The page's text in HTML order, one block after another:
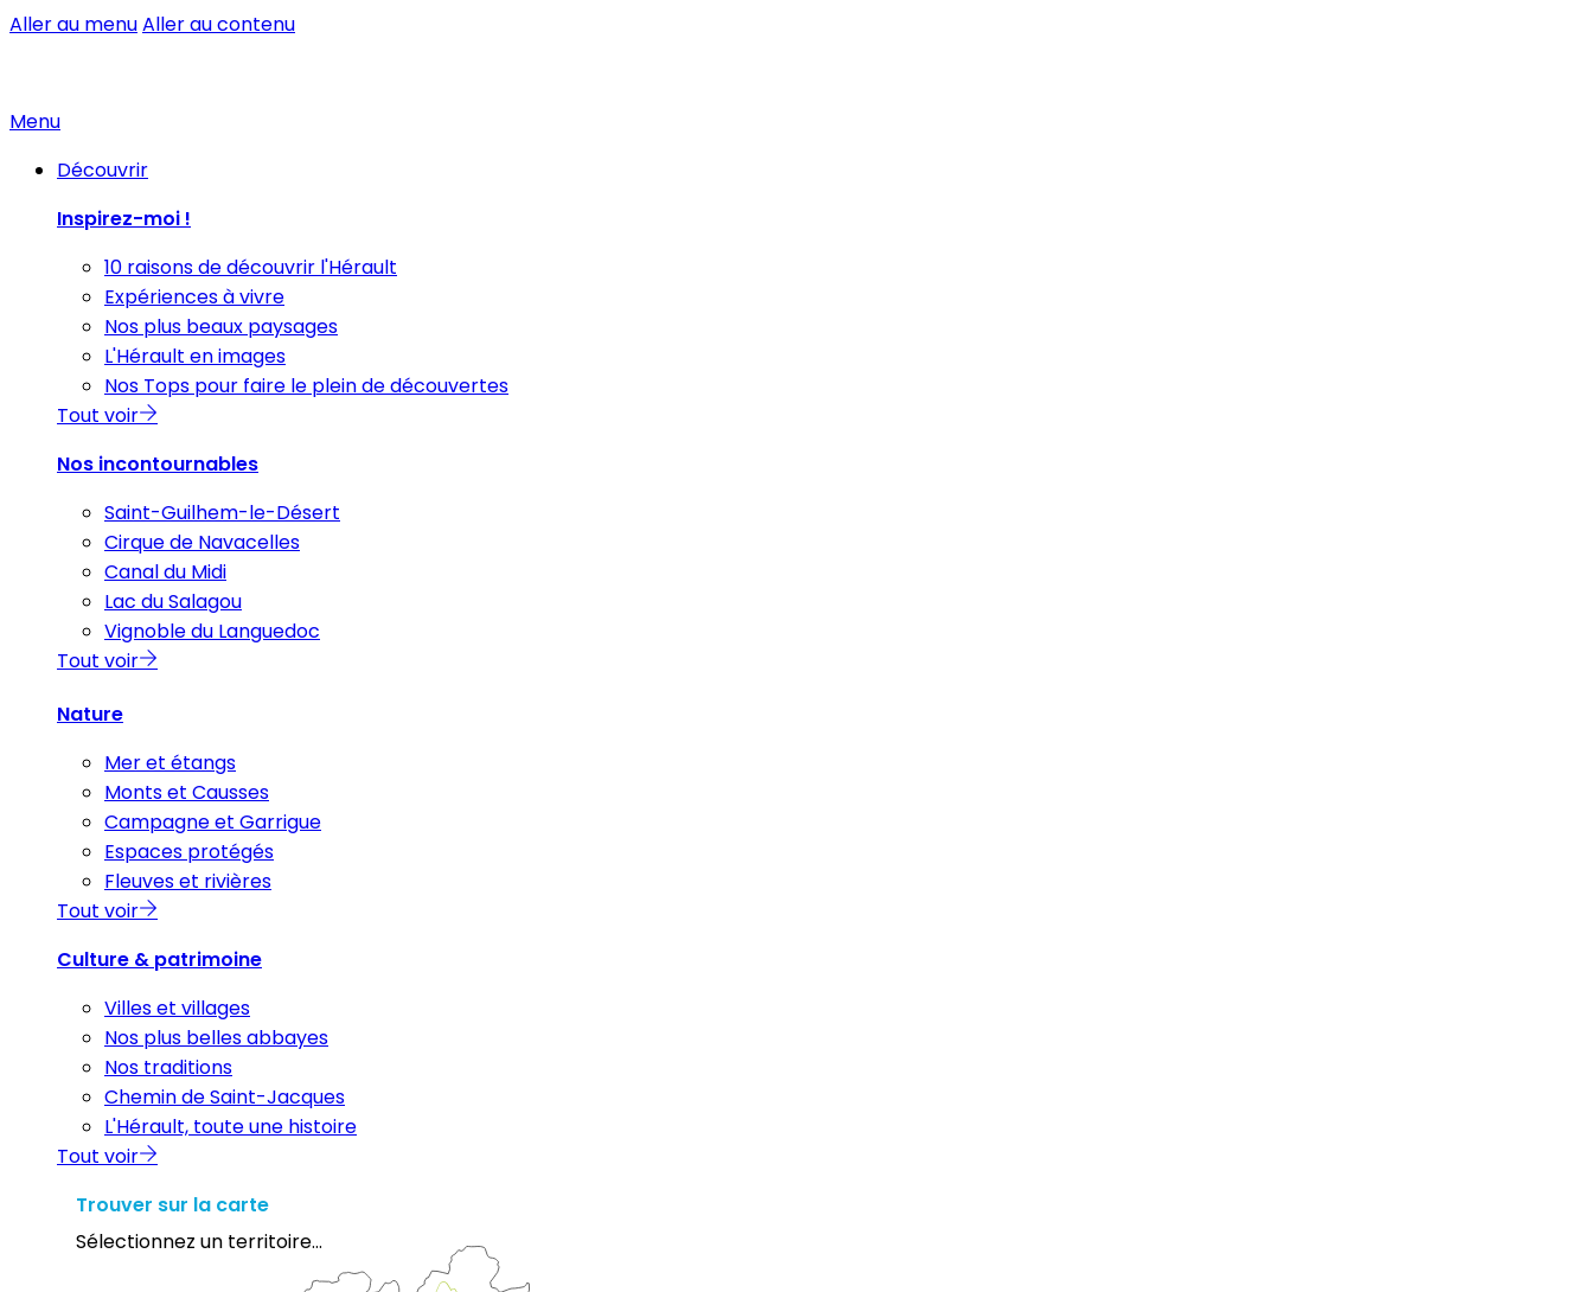
Aller au menuAller au contenu
Menu
Découvrir
Inspirez-moi !
10 raisons de découvrir l'Hérault
Expériences à vivre
Nos plus beaux paysages
L'Hérault en images
Nos Tops pour faire le plein de découvertes
Tout voir
Nos incontournables
Saint-Guilhem-le-Désert
Cirque de Navacelles
Canal du Midi
Lac du Salagou
Vignoble du Languedoc
Tout voir
Nature
Mer et étangs
Monts et Causses
Campagne et Garrigue
Espaces protégés
Fleuves et rivières
Tout voir
Culture & patrimoine
Villes et villages
Nos plus belles abbayes
Nos traditions
Chemin de Saint-Jacques
L'Hérault, toute une histoire
Tout voir
Trouver sur la carte
Sélectionnez un territoire...